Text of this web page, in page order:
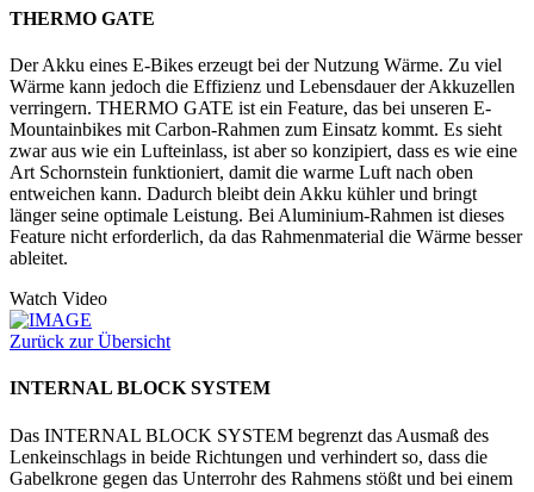
THERMO GATE
Der Akku eines E-Bikes erzeugt bei der Nutzung Wärme. Zu viel
Wärme kann jedoch die Effizienz und Lebensdauer der Akkuzellen
verringern. THERMO GATE ist ein Feature, das bei unseren E-
Mountainbikes mit Carbon-Rahmen zum Einsatz kommt. Es sieht
zwar aus wie ein Lufteinlass, ist aber so konzipiert, dass es wie eine
Art Schornstein funktioniert, damit die warme Luft nach oben
entweichen kann. Dadurch bleibt dein Akku kühler und bringt
länger seine optimale Leistung. Bei Aluminium-Rahmen ist dieses
Feature nicht erforderlich, da das Rahmenmaterial die Wärme besser
ableitet.
Watch Video
Zurück zur Übersicht
INTERNAL BLOCK SYSTEM
Das INTERNAL BLOCK SYSTEM begrenzt das Ausmaß des
Lenkeinschlags in beide Richtungen und verhindert so, dass die
Gabelkrone gegen das Unterrohr des Rahmens stößt und bei einem